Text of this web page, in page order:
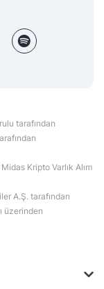
tarafından
Kripto Varlık Alım
A.Ş. tarafından
üzerinden